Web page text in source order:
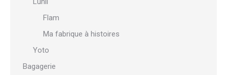
Flam
Ma fabrique à histoires
Yoto
Bagagerie